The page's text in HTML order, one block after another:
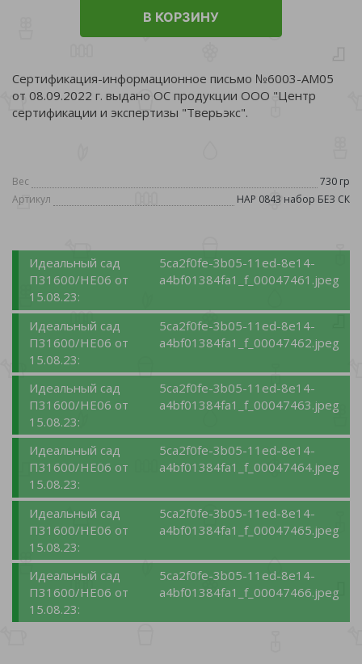
В КОРЗИНУ
Сертификация-информационное письмо №6003-АМ05
от 08.09.2022 г. выдано ОС продукции ООО "Центр
сертификации и экспертизы "Тверьэкс".
Вес
730 гр
Артикул
HAP 0843 набор БЕЗ СК
Идеальный сад
П31600/НЕ06 от
15.08.23:
5ca2f0fe-3b05-11ed-8e14-
a4bf01384fa1_f_00047461.jpeg
Идеальный сад
П31600/НЕ06 от
15.08.23:
5ca2f0fe-3b05-11ed-8e14-
a4bf01384fa1_f_00047462.jpeg
Идеальный сад
П31600/НЕ06 от
15.08.23:
5ca2f0fe-3b05-11ed-8e14-
a4bf01384fa1_f_00047463.jpeg
Идеальный сад
П31600/НЕ06 от
15.08.23:
5ca2f0fe-3b05-11ed-8e14-
a4bf01384fa1_f_00047464.jpeg
Идеальный сад
П31600/НЕ06 от
15.08.23:
5ca2f0fe-3b05-11ed-8e14-
a4bf01384fa1_f_00047465.jpeg
Идеальный сад
П31600/НЕ06 от
15.08.23:
5ca2f0fe-3b05-11ed-8e14-
a4bf01384fa1_f_00047466.jpeg